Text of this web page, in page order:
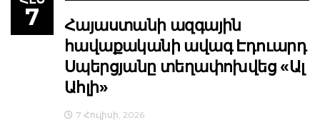
7
Հայաստանի ազգային
հավաքականի ավագ Էդուարդ
Սպերցյանը տեղափոխվեց «Ալ
Ահլի»
7 Հուլիսի, 2026